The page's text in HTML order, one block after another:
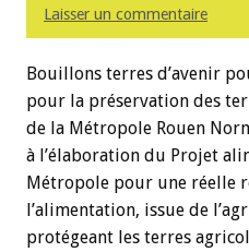
Laisser un commentaire
Bouillons terres d’avenir
pour la préservation des
de la Métropole Rouen
à l’élaboration du Projet
Métropole pour une réelle
l’alimentation, issue de
protégeant les terres